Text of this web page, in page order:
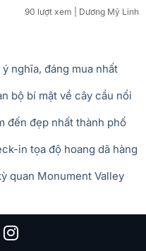
90 lượt xem | Dương Mỹ Linh
nghĩa, đáng mua nhất
bộ bí mật về cây cầu nổi
đến đẹp nhất thành phố
in tọa độ hoang dã hàng
quan Monument Valley